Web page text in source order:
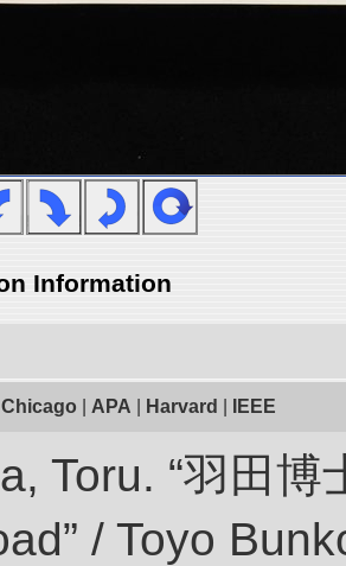
Information
Chicago APA Harvard IEEE
Toru. “羽田博
/ Toyo